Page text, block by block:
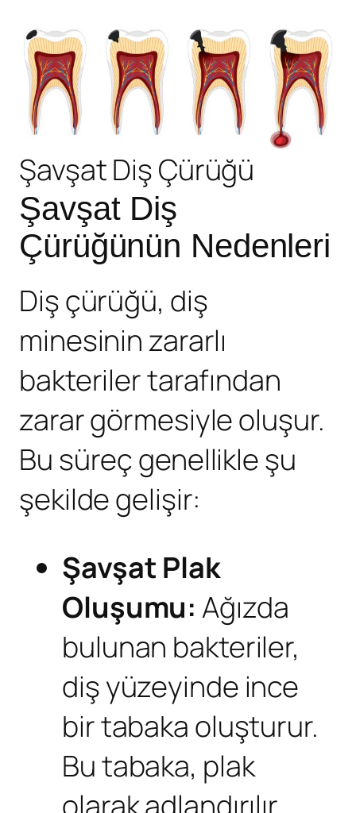
Şavşat Diş Çürüğü
Şavşat Diş
Çürüğünün Nedenleri
Diş çürüğü, diş
minesinin zararlı
bakteriler tarafından
zarar görmesiyle oluşur.
Bu süreç genellikle şu
şekilde gelişir:
Şavşat Plak
Oluşumu: Ağızda
bulunan bakteriler,
diş yüzeyinde ince
bir tabaka oluşturur.
Bu tabaka, plak